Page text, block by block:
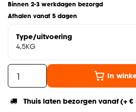
Binnen 2-3 werkdagen bezorgd
Afhalen vanaf 5 dagen
Type/uitvoering
4,5KG
In
Thuis laten bezorgen vanaf (+ €